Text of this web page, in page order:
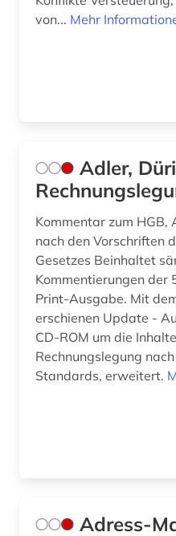
buchbestand (1)
bundesarchiv (1)
bundesfinanzhof (6)
bundesgericht (2)
von... Mehr
Adler,
Kommentar zum HGB,
nach den Vorschriften
Gesetzes Beinhaltet
Kommentierungen der
Print-Ausgabe. Mit
erschienen Update -
CD-ROM um die
Rechnungslegung
Standards, erweitert.
Adress-